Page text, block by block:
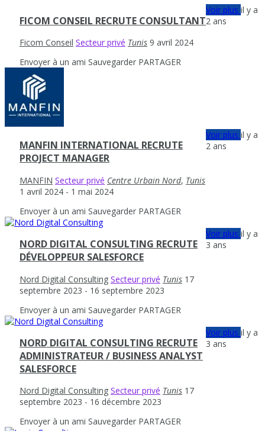
FICOM CONSEIL RECRUTE CONSULTANT
Ficom Conseil Secteur privé Tunis 9 avril 2024
Envoyer à un ami Sauvegarder PARTAGER
Voir plusil y a
2 ans
MANFIN INTERNATIONAL RECRUTE
PROJECT MANAGER
MANFIN Secteur privé Centre Urbain Nord, Tunis
1 avril 2024 - 1 mai 2024
Envoyer à un ami Sauvegarder PARTAGER
Voir plusil y a
2 ans
NORD DIGITAL CONSULTING RECRUTE
DÉVELOPPEUR SALESFORCE
Nord Digital Consulting Secteur privé Tunis 17
septembre 2023 - 16 septembre 2023
Envoyer à un ami Sauvegarder PARTAGER
Voir plusil y a
3 ans
NORD DIGITAL CONSULTING RECRUTE
ADMINISTRATEUR / BUSINESS ANALYST
SALESFORCE
Nord Digital Consulting Secteur privé Tunis 17
septembre 2023 - 16 décembre 2023
Envoyer à un ami Sauvegarder PARTAGER
Voir plusil y a
3 ans